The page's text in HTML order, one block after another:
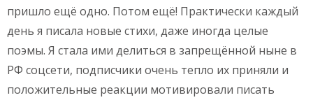
пришло ещё одно. Потом ещё! Практически каждый
день я писала новые стихи, даже иногда целые
поэмы. Я стала ими делиться в запрещённой ныне в
РФ соцсети, подписчики очень тепло их приняли и
положительные реакции мотивировали писать